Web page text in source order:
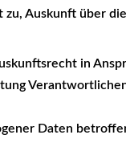
Auskunft über
in
Daten